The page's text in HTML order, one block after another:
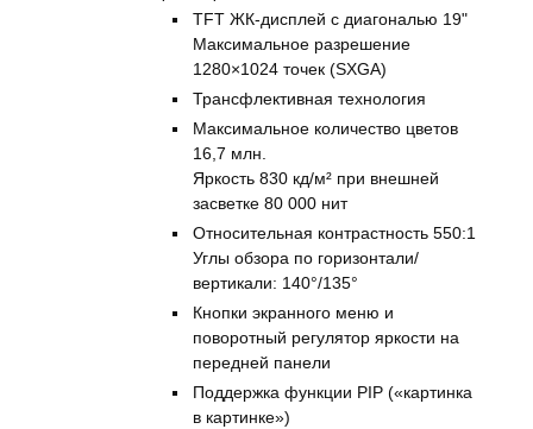
TFT ЖК-дисплей с диагональю 19"
Максимальное разрешение
1280×1024 точек (SXGA)
Трансфлективная технология
Максимальное количество цветов
16,7 млн.
Яркость 830 кд/м² при внешней
засветке 80 000 нит
Относительная контрастность 550:1
Углы обзора по горизонтали/
вертикали: 140°/135°
Кнопки экранного меню и
поворотный регулятор яркости на
передней панели
Поддержка функции PIP («картинка
в картинке»)